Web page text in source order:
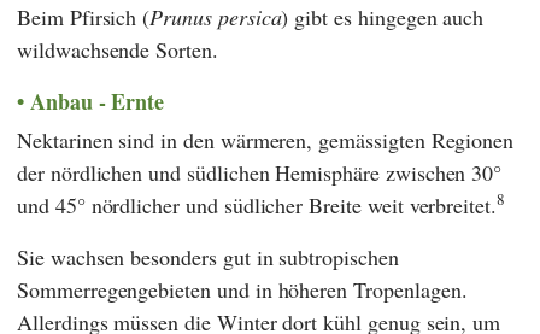
Beim Pfirsich (Prunus persica) gibt es hingegen auch
wildwachsende Sorten.
Anbau - Ernte
Nektarinen sind in den wärmeren, gemässigten Regionen
der nördlichen und südlichen Hemisphäre zwischen 30°
und 45° nördlicher und südlicher Breite weit verbreitet.8
Sie wachsen besonders gut in subtropischen
Sommerregengebieten und in höheren Tropenlagen.
Allerdings müssen die Winter dort kühl genug sein, um